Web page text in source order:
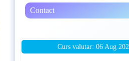
Contact
Curs valutar: 06 Aug